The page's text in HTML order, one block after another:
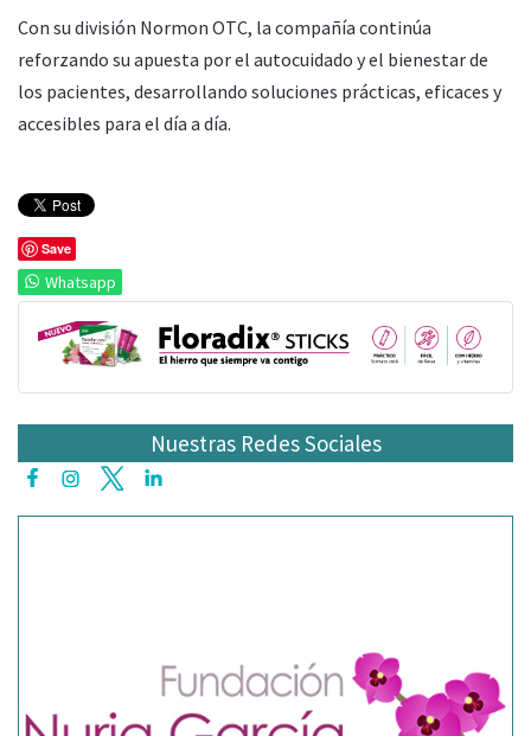
Con su división Normon OTC, la compañía continúa
reforzando su apuesta por el autocuidado y el bienestar de
los pacientes, desarrollando soluciones prácticas, eficaces y
accesibles para el día a día.
Save
Whatsapp
Nuestras Redes Sociales